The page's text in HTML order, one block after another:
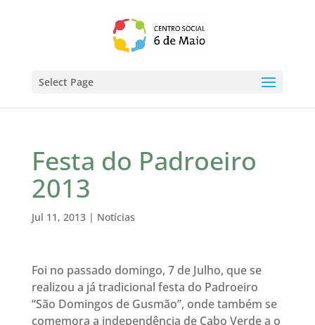
Select Page
Festa do Padroeiro
2013
Jul 11, 2013| Notícias
Foi no passado domingo, 7 de Julho, que se
realizou a já tradicional festa do Padroeiro
“São Domingos de Gusmão”, onde também se
comemora a independência de Cabo Verde a o